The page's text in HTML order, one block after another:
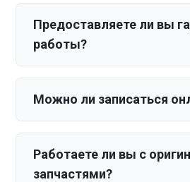
Предоставляете ли вы
работы?
Можно ли записаться
Работаете ли вы с
запчастями?